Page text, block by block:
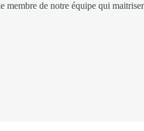
membre de notre équipe qui